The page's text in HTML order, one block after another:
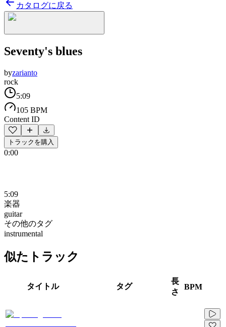
カタログに戻る
Seventy's blues
byzarianto
rock
5:09
105 BPM
Content ID
トラックを購入
0:00
5:09
楽器
guitar
その他のタグ
instrumental
似たトラック
タイトル タグ
長
さ
BPM